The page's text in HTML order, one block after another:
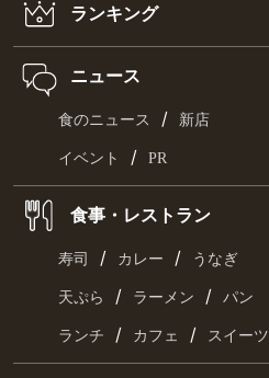
ランキング
ニュース
食のニュース / 新店
イベント / PR
食事・レストラン
寿司 / カレー / うなぎ
天ぷら / ラーメン / パン
ランチ / カフェ / スイーツ